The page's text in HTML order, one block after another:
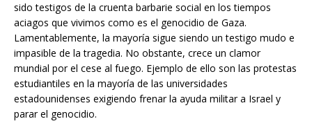
sido testigos de la cruenta barbarie social en los tiempos
aciagos que vivimos como es el genocidio de Gaza.
Lamentablemente, la mayoría sigue siendo un testigo mudo e
impasible de la tragedia. No obstante, crece un clamor
mundial por el cese al fuego. Ejemplo de ello son las protestas
estudiantiles en la mayoría de las universidades
estadounidenses exigiendo frenar la ayuda militar a Israel y
parar el genocidio.